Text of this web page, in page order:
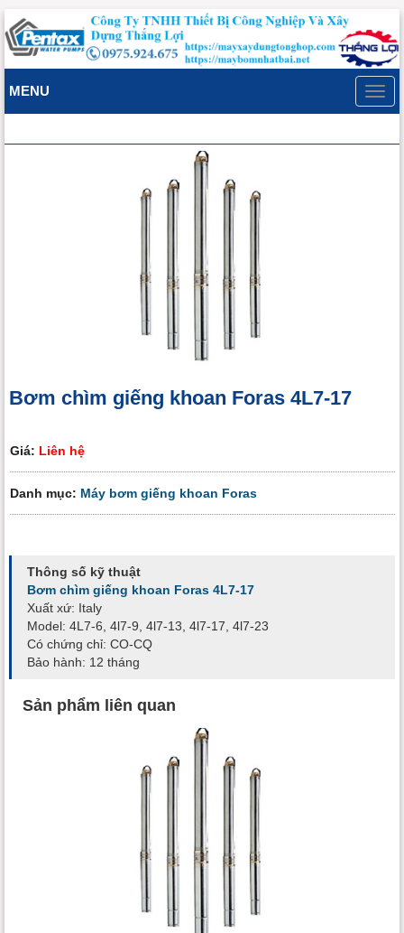
MENU
Bơm chìm giếng khoan Foras 4L7-17
Giá: Liên hệ
Danh mục: Máy bơm giếng khoan Foras
Thông số kỹ thuật
Bơm chìm giếng khoan Foras 4L7-17
Xuất xứ: Italy
Model: 4L7-6, 4l7-9, 4l7-13, 4l7-17, 4l7-23
Có chứng chỉ: CO-CQ
Bảo hành: 12 tháng
Sản phẩm liên quan